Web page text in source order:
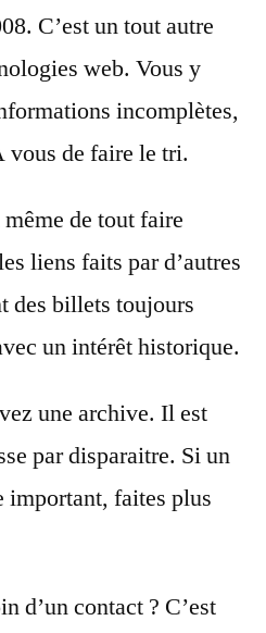
C’est un tout autre
web. Vous y
incomplètes,
vous de faire le tri.
de tout faire
liens faits par d’autres
des billets toujours
un intérêt historique.
une archive. Il est
par disparaitre. Si un
important, faites plus
d’un contact ? C’est